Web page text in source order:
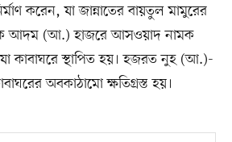
করেন, যা জান্নাতের বায়তুল মামুরের
আদম (আ.) হাজরে আসওয়াদ নামক
কাবাঘরে স্থাপিত হয়। হজরত নুহ (আ.)-
অবকাঠামো ক্ষতিগ্রস্ত হয়।